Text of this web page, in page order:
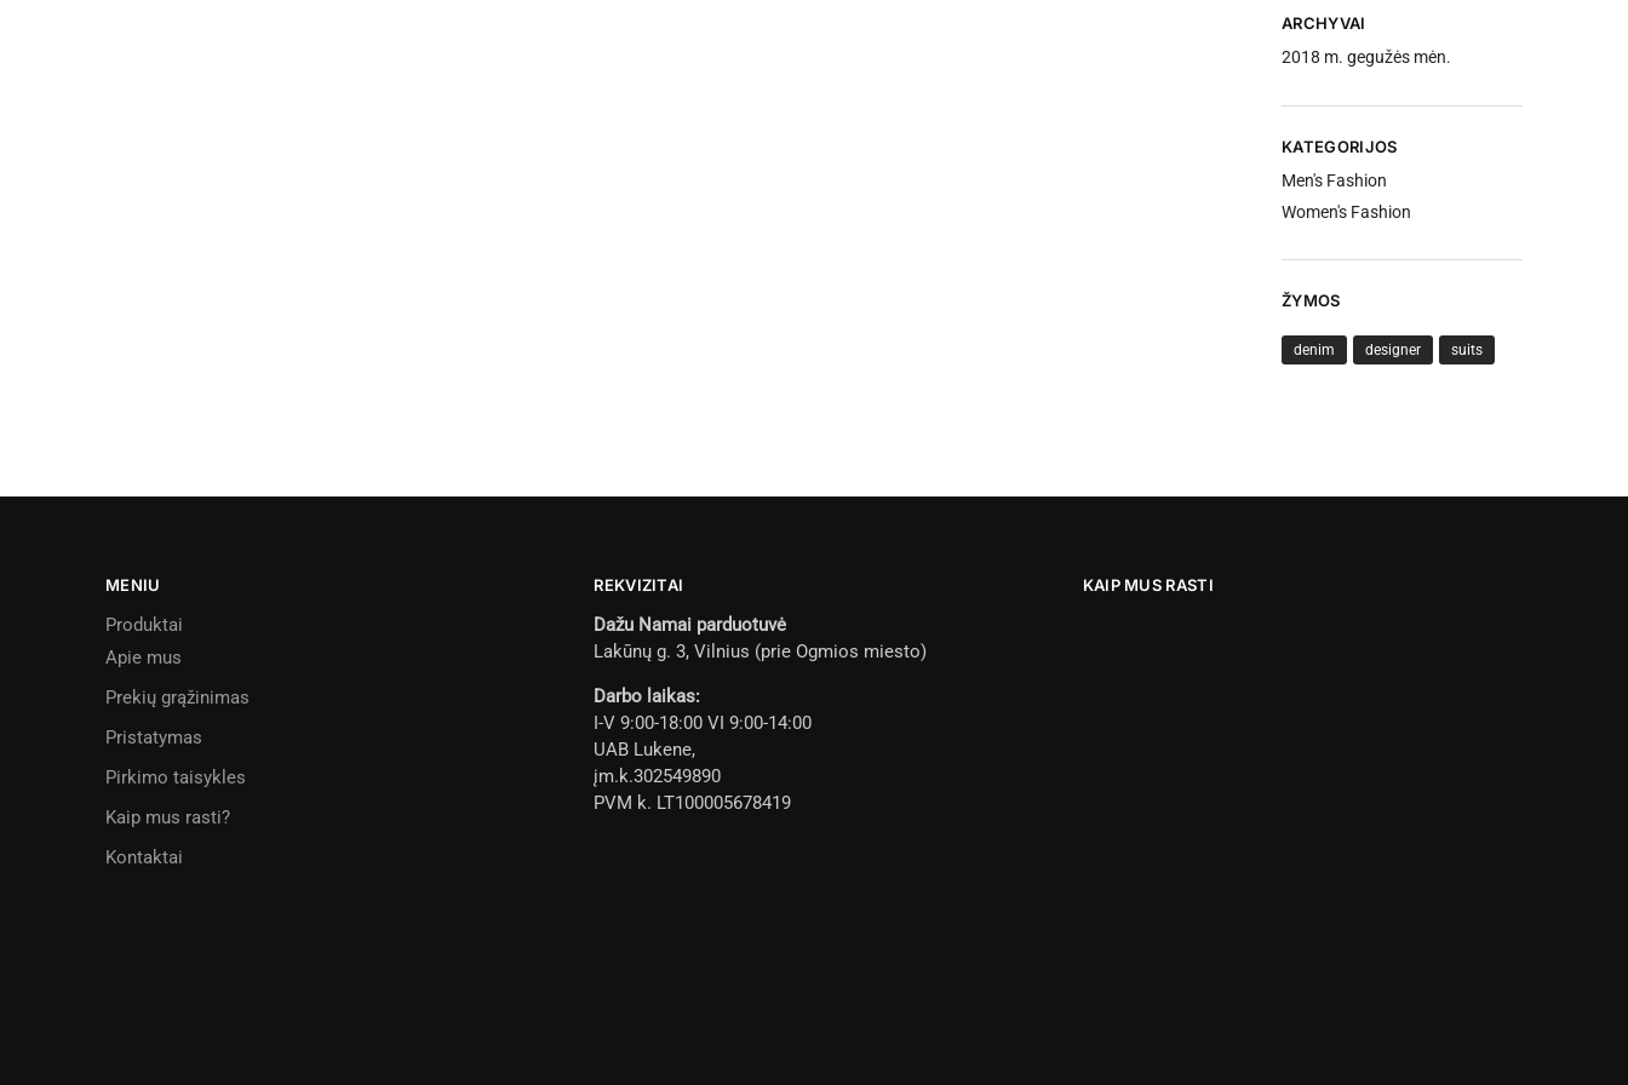
ARCHYVAI
2018 m. gegužės mėn.
KATEGORIJOS
Men's Fashion
Women's Fashion
ŽYMOS
denim designer suits
MENIU
Produktai
Apie mus
Prekių grąžinimas
Pristatymas
Pirkimo taisykles
Kaip mus rasti?
Kontaktai
REKVIZITAI
Dažu Namai parduotuvė
Lakūnų g. 3, Vilnius (prie Ogmios miesto)
Darbo laikas:
I-V 9:00-18:00 VI 9:00-14:00
UAB Lukene,
įm.k.302549890
PVM k. LT100005678419
KAIP MUS RASTI